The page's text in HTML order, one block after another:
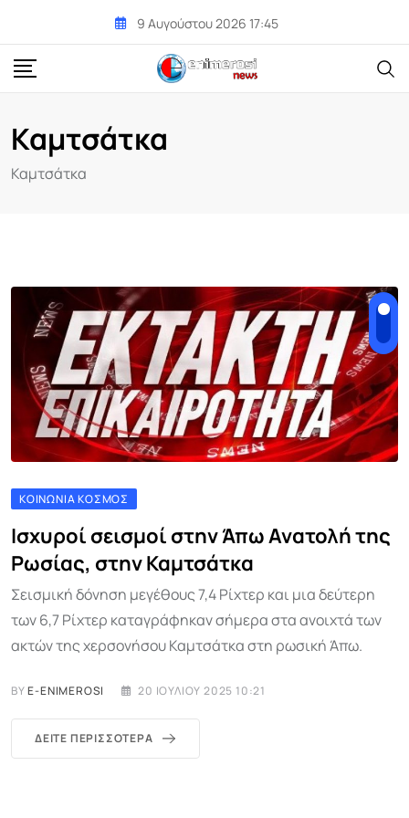
content
9 Αυγούστου 2026 17:45
Καμτσάτκα
Καμτσάτκα
ΚΟΙΝΩΝΊΑ ΚΌΣΜΟΣ
Ισχυροί σεισμοί στην Άπω Ανατολή της
Ρωσίας, στην Καμτσάτκα
Σεισμική δόνηση μεγέθους 7,4 Ρίχτερ και μια δεύτερη
των 6,7 Ρίχτερ καταγράφηκαν σήμερα στα ανοιχτά των
ακτών της χερσονήσου Καμτσάτκα στη ρωσική Άπω.
BYE-ENIMEROSI 20 ΙΟΥΛΊΟΥ 2025 10:21
ΔΕΊΤΕ ΠΕΡΙΣΣΌΤΕΡΑ